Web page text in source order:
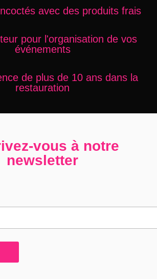
avec des produits frais
pour l'organisation de vos
événements
de plus de 10 ans dans la
restauration
vous à notre
newsletter